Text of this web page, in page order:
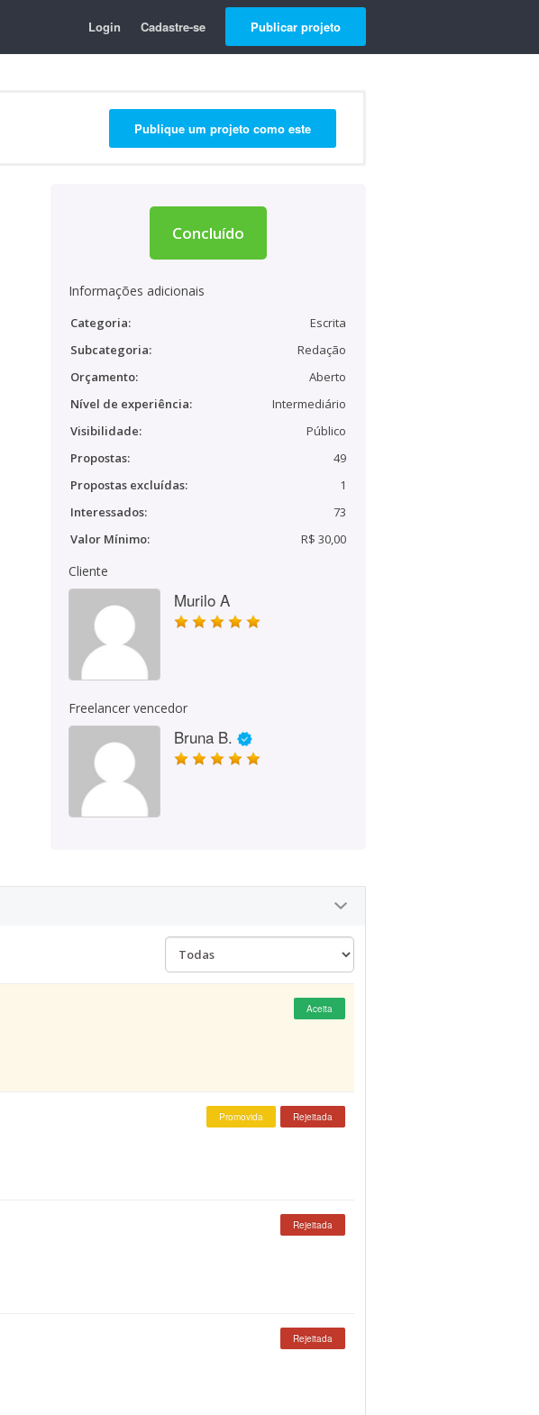
Login Cadastre-se Publicar projeto
Publique um projeto como este
Concluído
Informações adicionais
Categoria:
Escrita
Subcategoria:
Redação
Orçamento:
Aberto
Nível de experiência:
Intermediário
Visibilidade:
Público
Propostas:
49
Propostas excluídas:
1
Interessados:
73
Valor Mínimo:
R$ 30,00
Cliente
Murilo A
Freelancer vencedor
Bruna B.
Aceita
Promovida Rejeitada
Rejeitada
Rejeitada